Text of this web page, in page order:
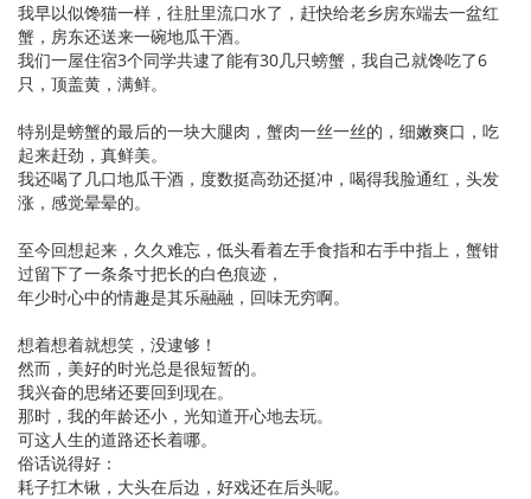
我早以似馋猫一样，往肚里流口水了，赶快给老乡房东端去一盆红
蟹，房东还送来一碗地瓜干酒。
我们一屋住宿3个同学共逮了能有30几只螃蟹，我自己就馋吃了6
只，顶盖黄，满鲜。
特别是螃蟹的最后的一块大腿肉，蟹肉一丝一丝的，细嫩爽口，吃
起来赶劲，真鲜美。
我还喝了几口地瓜干酒，度数挺高劲还挺冲，喝得我脸通红，头发
涨，感觉晕晕的。
至今回想起来，久久难忘，低头看着左手食指和右手中指上，蟹钳
过留下了一条条寸把长的白色痕迹，
年少时心中的情趣是其乐融融，回味无穷啊。
想着想着就想笑，没逮够！
然而，美好的时光总是很短暂的。
我兴奋的思绪还要回到现在。
那时，我的年龄还小，光知道开心地去玩。
可这人生的道路还长着哪。
俗话说得好：
耗子扛木锹，大头在后边，好戏还在后头呢。